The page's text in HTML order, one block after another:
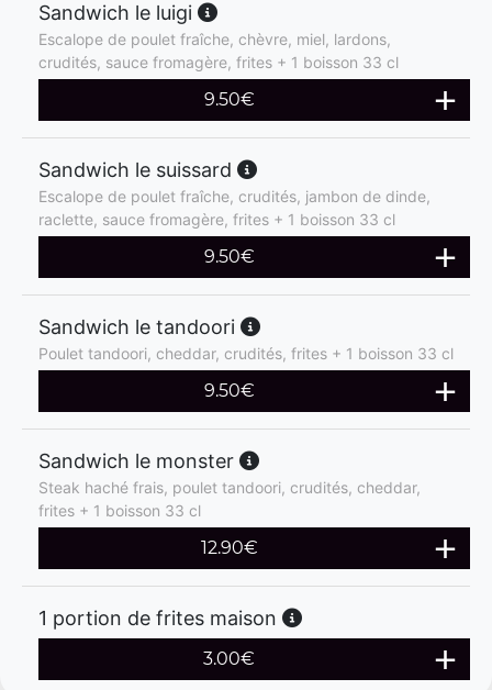
Sandwich le luigi
Escalope de poulet fraîche, chèvre, miel, lardons,
crudités, sauce fromagère, frites + 1 boisson 33 cl
9.50€
Sandwich le suissard
Escalope de poulet fraîche, crudités, jambon de dinde,
raclette, sauce fromagère, frites + 1 boisson 33 cl
9.50€
Sandwich le tandoori
Poulet tandoori, cheddar, crudités, frites + 1 boisson 33 cl
9.50€
Sandwich le monster
Steak haché frais, poulet tandoori, crudités, cheddar,
frites + 1 boisson 33 cl
12.90€
1 portion de frites maison
3.00€